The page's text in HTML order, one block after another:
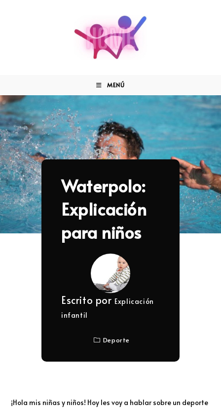
MENÚ
Waterpolo:
Explicación
para niños
Escrito por Explicación
infantil
Deporte
¡Hola mis niñas y niños! Hoy les voy a hablar sobre un deporte